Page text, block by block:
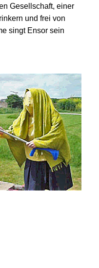
Gesellschaft, einer
und frei von
singt Ensor sein